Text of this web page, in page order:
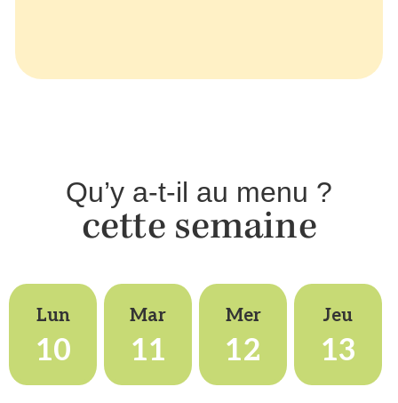
Qu’y a-t-il au menu ?
cette semaine
Lun
10
Mar
11
Mer
12
Jeu
13